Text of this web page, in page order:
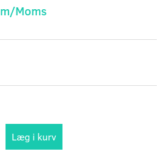
m/Moms
Læg i kurv